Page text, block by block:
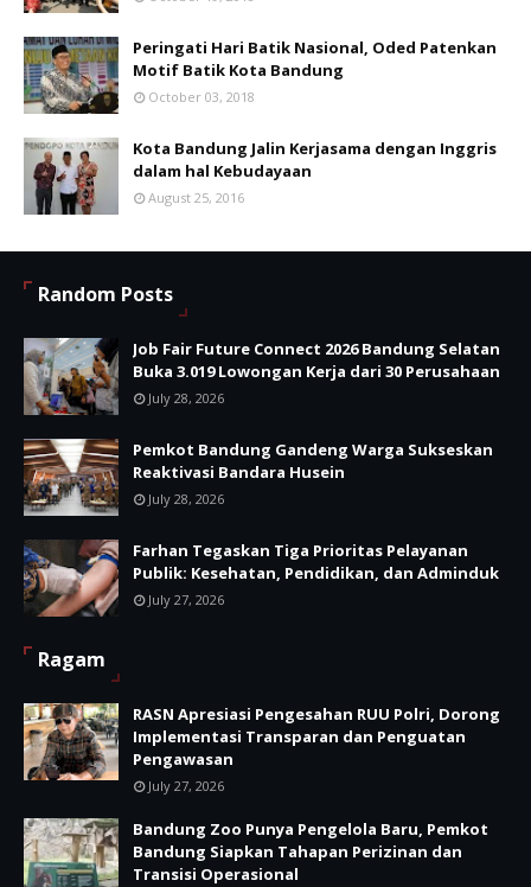
Peringati Hari Batik Nasional, Oded Patenkan
Motif Batik Kota Bandung
October 03, 2018
Kota Bandung Jalin Kerjasama dengan Inggris
dalam hal Kebudayaan
August 25, 2016
Random Posts
Job Fair Future Connect 2026 Bandung Selatan
Buka 3.019 Lowongan Kerja dari 30 Perusahaan
July 28, 2026
Pemkot Bandung Gandeng Warga Sukseskan
Reaktivasi Bandara Husein
July 28, 2026
Farhan Tegaskan Tiga Prioritas Pelayanan
Publik: Kesehatan, Pendidikan, dan Adminduk
July 27, 2026
Ragam
RASN Apresiasi Pengesahan RUU Polri, Dorong
Implementasi Transparan dan Penguatan
Pengawasan
July 27, 2026
Bandung Zoo Punya Pengelola Baru, Pemkot
Bandung Siapkan Tahapan Perizinan dan
Transisi Operasional